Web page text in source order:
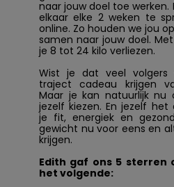
naar jouw doel toe werken.
elkaar elke 2 weken te
online. Zo houden we jou
samen naar jouw doel.
je 8 tot 24 kilo verliezen.
Wist je dat veel
traject cadeau krijgen
Maar je kan natuurlijk nu
jezelf kiezen. En jezelf
je fit, energiek en
gewicht nu voor eens en
krijgen.
Edith gaf ons 5 sterren
het volgende: